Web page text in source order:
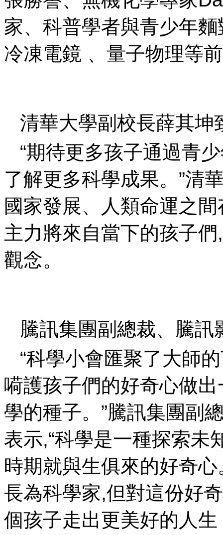
家 、科普學者與青少年
冷凍電鏡 、量子物理等
清華大學副校長薛其坤
“期待更多孩子通過青少
了解更多科學成果 。”
國家發展、人類命運
主力將來自當下的孩子
觀念。
騰訊集團副總裁 、
“科學小會匯聚了大師的
嗬護孩子們的好奇心做
學的種子 。”騰訊集團
表示,“科學是一種探索未知
時期就與生俱來的好奇心
長為科學家,但對這份好
個孩子走出更美好的人生